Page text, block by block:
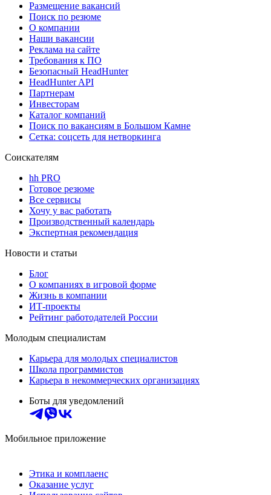
Размещение вакансий
Поиск по резюме
О компании
Наши вакансии
Реклама на сайте
Требования к ПО
Безопасный HeadHunter
HeadHunter API
Партнерам
Инвесторам
Каталог компаний
Поиск по вакансиям в Большом Камне
Сетка: соцсеть для нетворкинга
Соискателям
hh PRO
Готовое резюме
Все сервисы
Хочу у вас работать
Производственный календарь
Экспертная рекомендация
Новости и статьи
Блог
О компаниях в игровой форме
Жизнь в компании
ИТ-проекты
Рейтинг работодателей России
Молодым специалистам
Карьера для молодых специалистов
Школа программистов
Карьера в некоммерческих организациях
Боты для уведомлений
Мобильное приложение
Этика и комплаенс
Оказание услуг